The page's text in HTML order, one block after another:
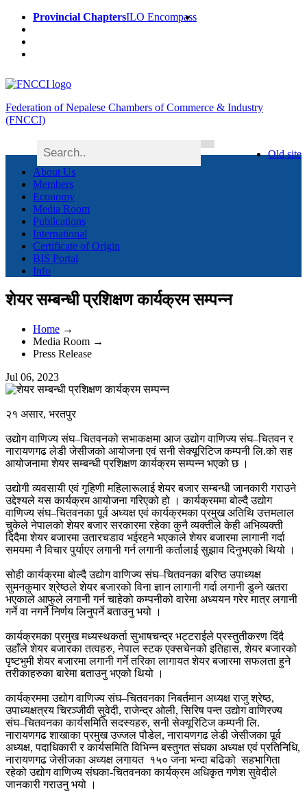
Provincial ChaptersILO Encompass
Federation of Nepalese Chambers of Commerce & Industry
(FNCCI)
Old site
About Us
Members
Economy
Media Room
Publications
International
Certificate of Origin
BIS Portal
Info
शेयर सम्बन्धी प्रशिक्षण कार्यक्रम सम्पन्न
Home →
Media Room →
Press Release
Jul 06, 2023
२१ असार, भरतपुर
उद्योग वाणिज्य संघ–चितवनको सभाकक्षमा आज उद्योग वाणिज्य संघ–चितवन र
नारायणगढ लेडी जेसीजको आयोजना एवं सनी सेक्यूरिटिज कम्पनी लि.को सह
आयोजनामा शेयर सम्बन्धी प्रशिक्षण कार्यक्रम सम्पन्न भएको छ ।
उद्योगी व्यवसायी एवं गृहिणी महिलारूलाई शेयर बजार सम्बन्धी जानकारी गराउने
उद्देश्यले यस कार्यक्रम आयोजना गरिएको हो । कार्यक्रममा बोल्दै उद्योग
वाणिज्य संघ–चितवनका पूर्व अध्यक्ष एवं कार्यक्रमका प्रमुख अतिथि उत्तमलाल
चुकेले नेपालको शेयर बजार सरकारमा रहेका कुनै व्यक्तीले केही अभिव्यक्ती
दिदैमा शेयर बजारमा उतारचडाव भईरहने भएकाले शेयर बजारमा लागानी गर्दा
समयमा नै विचार पुर्याएर लगानी गर्न लगानी कर्तालाई सुझाव दिनुभएको थियो ।
सोही कार्यक्रमा बोल्दै उद्योग वाणिज्य संघ–चितवनका बरिष्ठ उपाध्यक्ष
सुमनकुमार श्रेष्ठले शेयर बजारको विना ज्ञान लागानी गर्दा लगानी डुव्ने खतरा
भएकाले आफुले लगानी गर्न चाहेको कम्पनीको वारेमा अध्ययन गरेर मात्र लगानी
गर्ने वा नगर्ने निर्णय लिनुपर्ने बताउनु भयो ।
कार्यक्रमका प्रमुख मध्यस्थकर्ता सुभाषचन्द्र भट्टराईले प्रस्तुतीकरण दिंदै
उहाँले शेयर बजारका तत्वहरु, नेपाल स्टक एक्सचेनको इतिहास, शेयर बजारको
पृष्टभुमी शेयर बजारमा लगानी गर्ने तरिका लागायत शेयर बजारमा सफलता हुने
तरीकाहरुका बारेमा बताउनु भएको थियो ।
कार्यक्रममा उद्योग वाणिज्य संघ–चितवनका निबर्तमान अध्यक्ष राजु श्रेष्ठ,
उपाध्यक्षत्रय चिरञ्जीवी सुवेदी, राजेन्द्र ओली, सिरिष पन्त उद्योग वाणिरज्य
संघ–चितवनका कार्यसमिति सदस्यहरु, सनी सेक्यूरिटिज कम्पनी लि.
नारायणगढ शाखाका प्रमुख उज्जल पौडेल, नारायणगढ लेडी जेसीजका पूर्व
अध्यक्ष, पदाधिकारी र कार्यसमिति विभिन्न बस्तुगत संघका अध्यक्ष एवं प्रतिनिधि,
नारायणगढ जेसीजका अध्यक्ष लगायत १५० जना भन्दा बढिको सहभागिता
रहेको उद्योग वाणिज्य संघका-चितवनका कार्यक्रम अधिकृत गणेश सुवेदीले
जानकारी गराउनु भयो ।